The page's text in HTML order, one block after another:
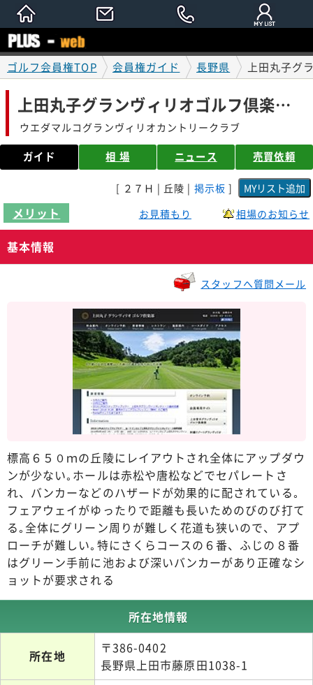
ゴルフ会員権TOP 会員権ガイド 長野県 上田丸子グ
上田丸子グランヴィリオゴルフ倶楽部 会員権ガイド
ウエダマルコグランヴィリオカントリークラブ
ガイド 相 場 ニュース 売買依頼
[ ２７Ｈ | 丘陵 | 掲示板 ]
メリット お見積もり 相場のお知らせ
基本情報
スタッフへ質問メール
標高６５０ｍの丘陵にレイアウトされ全体にアップダウ
ンが少ない｡ホールは赤松や唐松などでセパレートさ
れ、バンカーなどのハザードが効果的に配されている｡
フェアウェイがゆったりで距離も長いためのびのび打て
る｡全体にグリーン周りが難しく花道も狭いので、アプ
ローチが難しい｡特にさくらコースの６番、ふじの８番
はグリーン手前に池および深いバンカーがあり正確なシ
ョットが要求される
所在地情報
所在地
〒386-0402
長野県上田市藤原田1038-1